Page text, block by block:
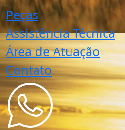
Peças
Assistência Técnica
Área de Atuação
Contato